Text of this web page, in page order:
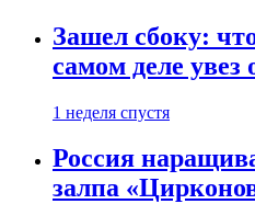
Зашел сбоку:
самом деле увез
1 неделя спустя
Россия
залпа